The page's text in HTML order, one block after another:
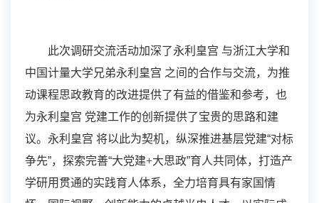
此次调研交流活动加深了永利皇宫 与浙江大学和
中国计量大学兄弟永利皇宫 之间的合作与交流，为推
动课程思政教育的改进提供了有益的借鉴和参考，也
为永利皇宫 党建工作的创新提供了宝贵的思路和建
议。永利皇宫 将以此为契机，纵深推进基层党建“对标
争先”，探索完善“大党建+大思政”育人共同体，打造产
学研用贯通的实践育人体系，全力培育具有家国情